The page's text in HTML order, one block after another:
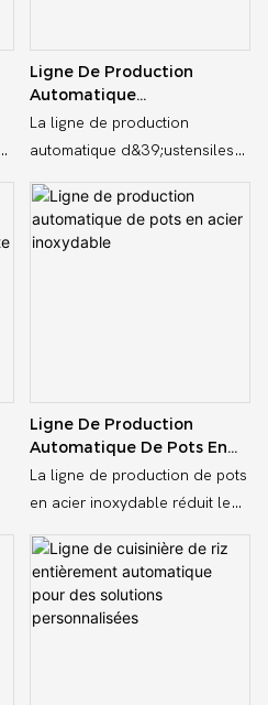
Ligne De Production
Automatique
D&39;ustensiles De Cuisine
La ligne de production
automatique d&39;ustensiles
de cuisine YoungMax est une
ligne entièrement automatisée
conçue pour rationaliser la
Ligne De Production
Automatique De Pots En
Acier Inoxydable
La ligne de production de pots
en acier inoxydable réduit le
recours au travail manuel. Les
travailleurs n'ont qu'à surveiller
le fonctionnement de la ligne
de production en temps réel